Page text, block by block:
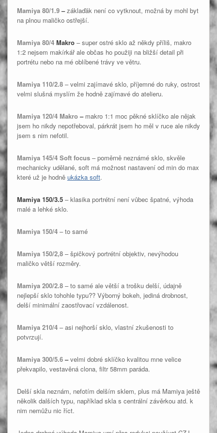
Mamiya 80/1.9–záklaďák není co vytknout, možná by mohl byt
na plnou maličko ostřejší.
Mamiya 80/4Makro – super ostré sklo až někdy příliš, makro
1:2 nejsem makírkář ale občas ho použiji na bližší detail při
portrétu nebo na mé oblíbené trávy ve větru.
Mamiya 110/2.8– velmi zajímavé sklo, příjemné do ruky, ostrost
velmi slušná myslím že hodně zajímavé do atelieru.
Mamiya 120/4 Makro– makro 1:1 moc pěkné sklíčko ale nějak
jsem ho nikdy nepotřeboval, párkrát jsem ho měl v ruce ale nikdy
jsem s nim nefotil.
Mamiya 145/4 Soft focus – poměrně neznámé sklo, skvěle
mechanicky udělané, soft má možnost nastavení od min do max
které už je hodně
ukázka soft.
Mamiya 150/3.5– klasika portrétní není vůbec špatné, výhoda
malé a lehké sklo.
Mamiya 150/4 – to samé
Mamiya 150/2,8– špičkový portrétní objektiv, nevýhodou
maličko větší rozměry.
Mamiya 200/2.8– to samé ale větší a trošku delší, údajně
nejlepší sklo tohohle typu?? Výborný bokeh, jediná drobnost,
delší minimální zaostřovací vzdálenost.
Mamiya 210/4 – asi nejhorší sklo, vlastní zkušenosti to
potvrzují.
Mamiya 300/5.6–velmi dobré sklíčko kvalitou mne velice
překvapilo, vestavěná clona, filtr 58mm paráda.
Delší skla neznám, nefotím delším sklem, plus má Mamiya ještě
několik dalších typu, například skla s centrální závěrkou atd. k
nim nemůžu nic říct.